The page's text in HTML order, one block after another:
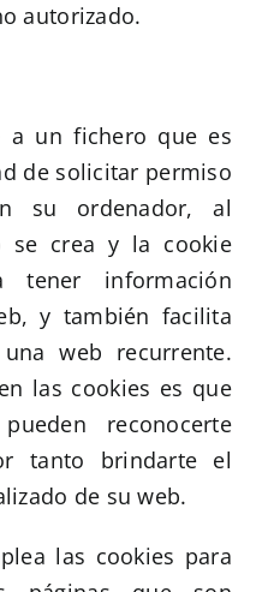
autorizado.
a un fichero que es
de solicitar permiso
su ordenador, al
se crea y la cookie
tener información
y también facilita
web recurrente.
las cookies es que
reconocerte
tanto brindarte el
de su web.
las cookies para